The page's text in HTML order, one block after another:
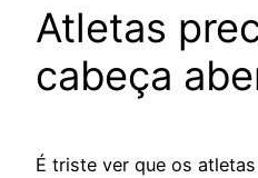
Atletas
cabeça
É triste ver que os